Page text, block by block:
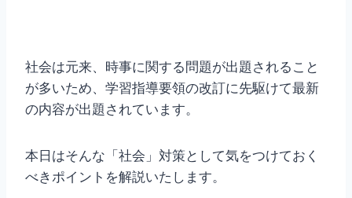
社会は元来、時事に関する問題が出題されること
が多いため、学習指導要領の改訂に先駆けて最新
の内容が出題されています。
本日はそんな「社会」対策として気をつけておく
べきポイントを解説いたします。